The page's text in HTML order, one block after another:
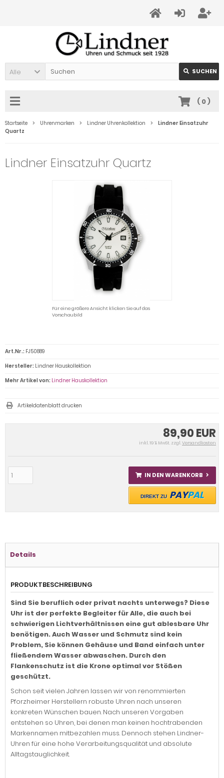
Alle SUCHEN
( 0)
Startseite Uhrenmarken Lindner Uhrenkollektion
Lindner Einsatzuhr
Quartz
Lindner Einsatzuhr Quartz
Für eine größere Ansicht klicken Sie auf das
Vorschaubild
89,90 EUR
inkl. 19 % MwSt. zzgl.Versandkosten
IN DEN WARENKORB
DIREKT ZU PAYPAL
Art.Nr.: FJ50889
Hersteller: Lindner Hauskollektion
Mehr Artikel von: Lindner Hauskollektion
Artikeldatenblatt drucken
Details
PRODUKTBESCHREIBUNG
Sind Sie beruflich oder privat nachts unterwegs? Diese
Uhr ist der perfekte Begleiter für Alle, die auch bei
schwierigen Lichtverhältnissen eine gut ablesbare Uhr
benötigen. Auch Wasser und Schmutz sind kein
Problem, Sie können Gehäuse und Band einfach unter
fließendem Wasser abwaschen. Durch den
Flankenschutz ist die Krone optimal vor Stößen
geschützt.
Schon seit vielen Jahren lassen wir von renommierten
Pforzheimer Herstellern robuste Uhren nach unseren
konkreten Wünschen bauen. Nach unseren Vorgaben
entstehen so Uhren, bei denen man keinen hochtrabenden
Markennamen mitbezahlen muss. Dennoch stehen Lindner-
Uhren für eine hohe Verarbeitungsqualität und absolute
Alltagstauglichkeit.